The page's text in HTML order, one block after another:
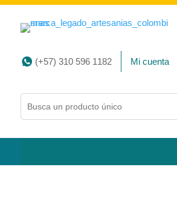
(+57) 310 596 1182 Mi cuenta